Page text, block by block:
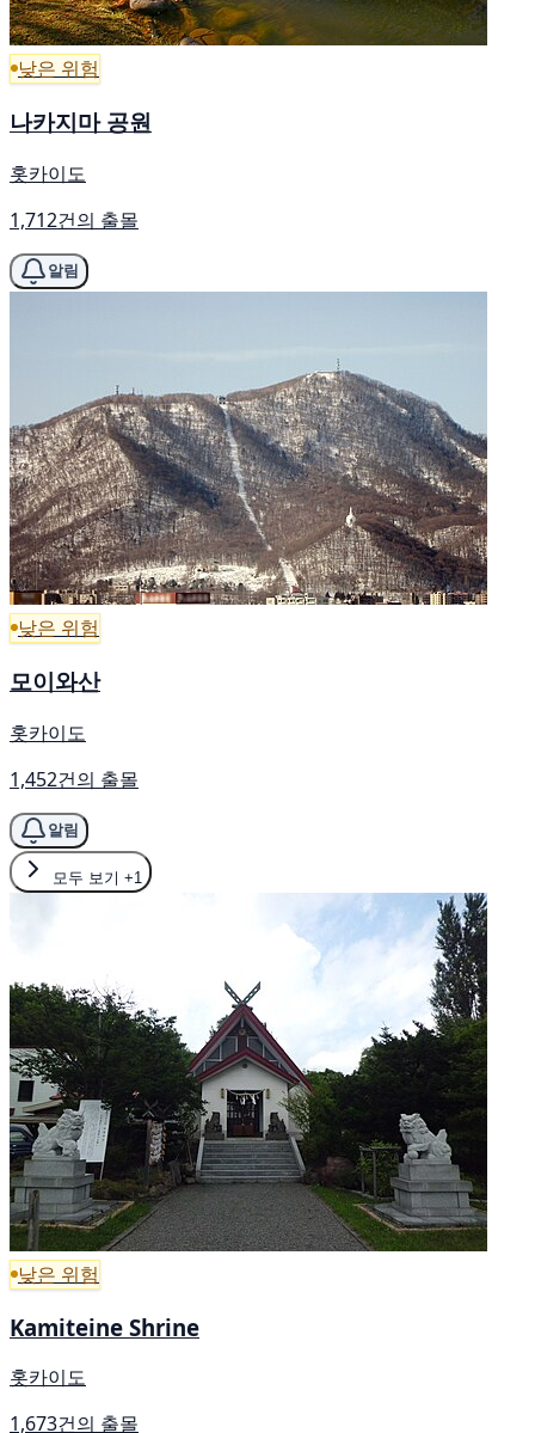
낮은 위험
나카지마 공원
홋카이도
1,712건의 출몰
알림
낮은 위험
모이와산
홋카이도
1,452건의 출몰
알림
모두 보기 +1
낮은 위험
Kamiteine Shrine
홋카이도
1,673건의 출몰